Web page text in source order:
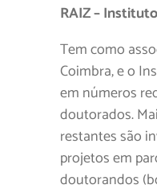
RAIZ –
Tem como
Coimbra, e o
em números
doutorados.
restantes são
projetos em
doutorandos